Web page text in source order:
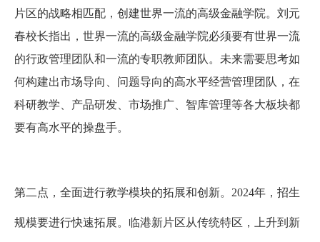
片区的战略相匹配，创建世界一流的高级金融学院。刘元
春校长指出，世界一流的高级金融学院必须要有世界一流
的行政管理团队和一流的专职教师团队。未来需要思考如
何构建出市场导向、问题导向的高水平经营管理团队，在
科研教学、产品研发、市场推广、智库管理等各大板块都
要有高水平的操盘手。
第二点，全面进行教学模块的拓展和创新。 2024年，招生
规模要进行快速拓展。临港新片区从传统特区，上升到新